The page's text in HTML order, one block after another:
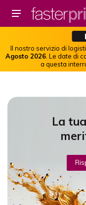
Il nostro servizio di
Agosto 2026. Le date di
a questa
La